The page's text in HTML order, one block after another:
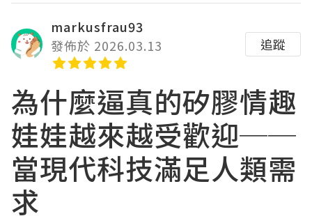
markusfrau93
發佈於 2026.03.13
追蹤
為什麼逼真的矽膠情趣
娃娃越來越受歡迎──
當現代科技滿足人類需
求